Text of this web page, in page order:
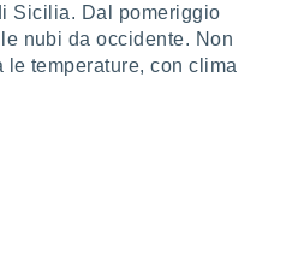
Sicilia. Dal pomeriggio
nubi da occidente. Non
temperature, con clima